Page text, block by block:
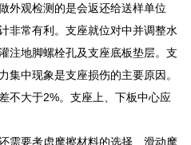
外观检测的是会返还给送样单位
非常有利。支座就位对中并调整水
注地脚螺栓孔及支座底板垫层。支
集中现象是支座损伤的主要原因。
不大于2%。支座上、下板中心应
需要考虑摩擦材料的选择、滑动摩